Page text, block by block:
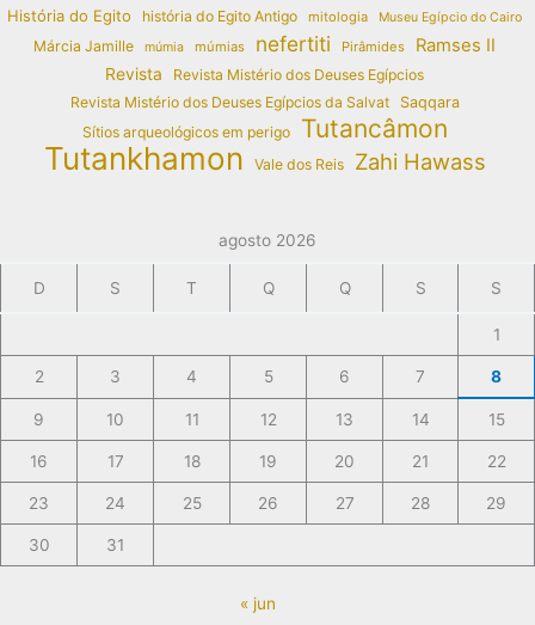
História do Egito
história do Egito Antigo mitologia Museu Egípcio do Cairo
Márcia Jamille múmia múmias nefertiti Pirâmides Ramses II
Revista
Revista Mistério dos Deuses Egípcios
Revista Mistério dos Deuses Egípcios da Salvat
Saqqara
Sítios arqueológicos em perigo
Tutancâmon
Tutankhamon Vale dos Reis Zahi Hawass
agosto 2026
D S T Q Q S S
1
2 3 4 5 6 7 8
9 10 11 12 13 14 15
16 17 18 19 20 21 22
23 24 25 26 27 28 29
30 31
« jun